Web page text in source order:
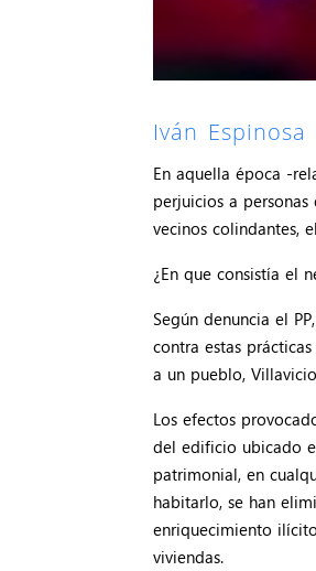
Iván
En aquella época -
perjuicios a
vecinos colindantes,
¿En que consistía el
Según denuncia el
contra estas
a un pueblo,
Los efectos
del edificio ubicado
patrimonial, en
habitarlo, se han
enriquecimiento
viviendas.